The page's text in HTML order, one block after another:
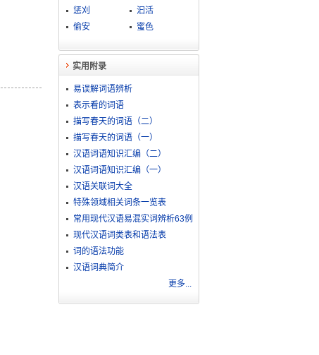
惩刈
汩活
偷安
蜜色
实用附录
易误解词语辨析
表示看的词语
描写春天的词语（二）
描写春天的词语（一）
汉语词语知识汇编（二）
汉语词语知识汇编（一）
汉语关联词大全
特殊领域相关词条一览表
常用现代汉语易混实词辨析63例
现代汉语词类表和语法表
词的语法功能
汉语词典简介
更多...